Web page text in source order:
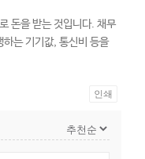
돈을 받는 것입니다. 채무
는 기기값, 통신비 등을
인쇄